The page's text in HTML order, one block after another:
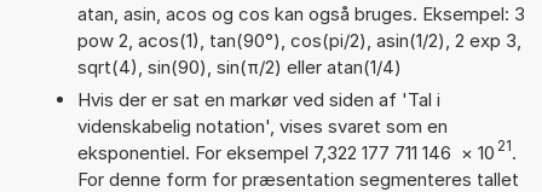
atan, asin, acos og cos kan også bruges. Eksempel: 3
pow 2, acos(1), tan(90°), cos(pi/2), asin(1/2), 2 exp 3,
sqrt(4), sin(90), sin(π/2) eller atan(1/4)
Hvis der er sat en markør ved siden af 'Tal i
videnskabelig notation', vises svaret som en
eksponentiel. For eksempel 7,322 177 711 146 × 10 21.
For denne form for præsentation segmenteres tallet